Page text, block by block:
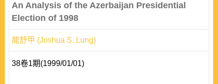
An Analysis of the Azerbaijan Presidential
Election of 1998
龍舒甲 (Joshua S. Lung)
38卷1期(1999/01/01)